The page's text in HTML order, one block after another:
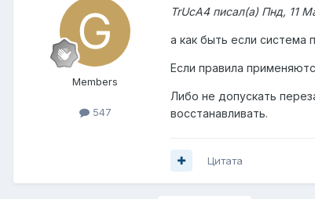
Members
547
TrUcA4 писал(а) Пнд, 11
а как быть если система
Если правила
Либо не допускать
восстанавливать.
Цитата